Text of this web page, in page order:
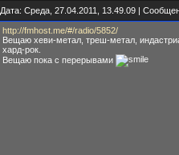
Дата: Среда, 27.04.2011, 13.49.09 |
http://fmhost.me/#/radio/5852/
Вещаю хеви-метал, треш-метал,
хард-рок.
Вещаю пока с перерывами